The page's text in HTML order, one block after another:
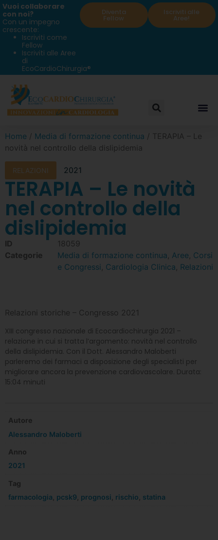
Vuoi collaborare
con noi?
Con un impegno
crescente:
Iscriviti come
Fellow
Iscriviti alle Aree
di
EcoCardioChirurgia®
Diventa
Fellow
Iscriviti alle
Aree!
Home / Media di formazione continua / TERAPIA – Le
novità nel controllo della dislipidemia
RELAZIONI 2021
TERAPIA – Le novità
nel controllo della
dislipidemia
ID
18059
Categorie
Media di formazione continua, Aree, Corsi
e Congressi, Cardiologia Clinica, Relazioni
Relazioni storiche – Congresso 2021
XIII congresso nazionale di Ecocardiochirurgia 2021 –
relazione in cui si tratta l’argomento: novità nel controllo
della dislipidemia. Con il Dott. Alessandro Maloberti
parleremo dei farmaci a disposizione degli specialisti per
migliorare ancora la prevenzione cardiovascolare. Durata:
15:04 minuti
Autore
Alessandro Maloberti
Anno
2021
Tag
farmacologia pcsk9 prognosi rischio statina